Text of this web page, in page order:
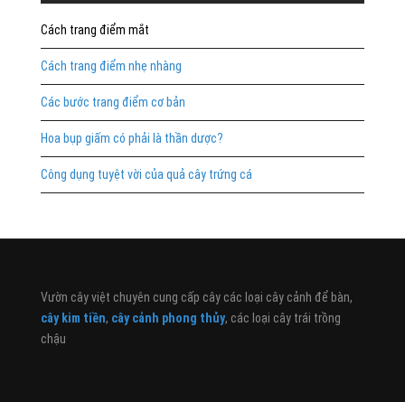
Cách trang điểm mắt
Cách trang điểm nhẹ nhàng
Các bước trang điểm cơ bản
Hoa bụp giấm có phải là thần dược?
Công dụng tuyệt vời của quả cây trứng cá
Vườn cây việt chuyên cung cấp cây các loại cây cảnh để bàn,
cây kim tiền, cây cảnh phong thủy, các loại cây trái trồng
chậu